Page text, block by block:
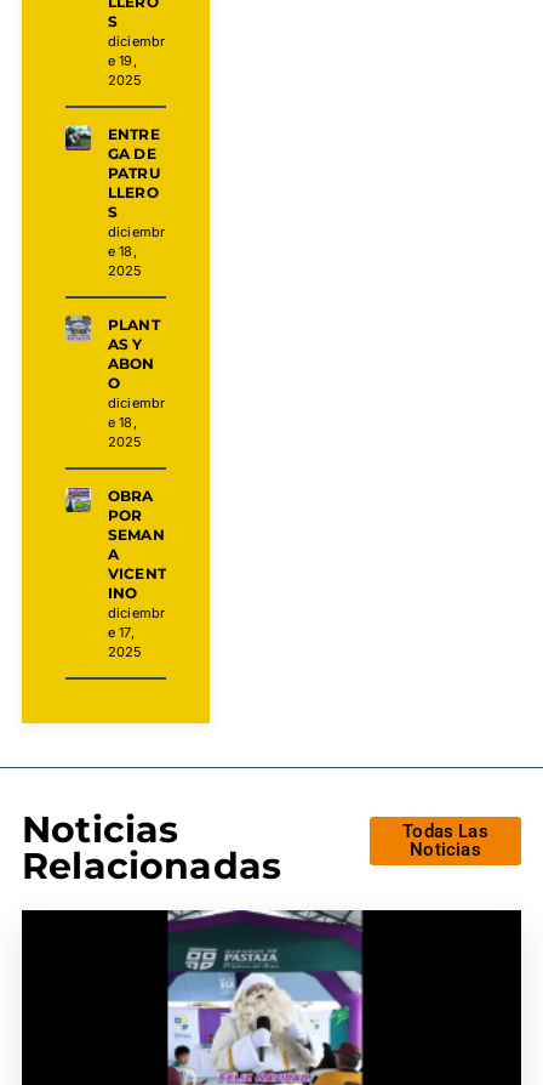
S
diciembr
e 19,
2025
ENTRE
GA DE
PATRU
LLERO
S
diciembr
e 18,
2025
PLANT
AS Y
ABON
O
diciembr
e 18,
2025
OBRA
POR
SEMAN
A
VICENT
INO
diciembr
e 17,
2025
Noticias
Relacionadas
Todas Las
Noticias